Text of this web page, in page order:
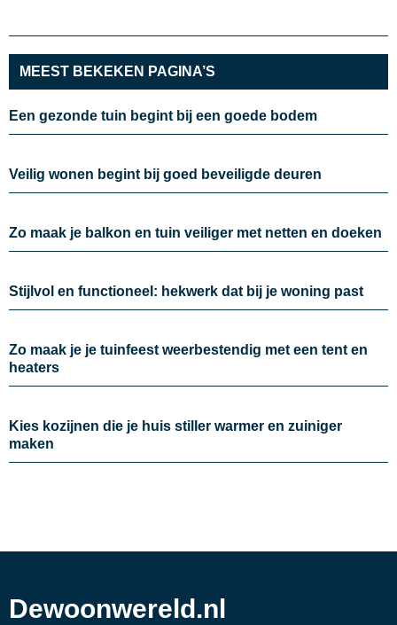
MEEST BEKEKEN PAGINA’S
Een gezonde tuin begint bij een goede bodem
Veilig wonen begint bij goed beveiligde deuren
Zo maak je balkon en tuin veiliger met netten en doeken
Stijlvol en functioneel: hekwerk dat bij je woning past
Zo maak je je tuinfeest weerbestendig met een tent en
heaters
Kies kozijnen die je huis stiller warmer en zuiniger
maken
Dewoonwereld.nl